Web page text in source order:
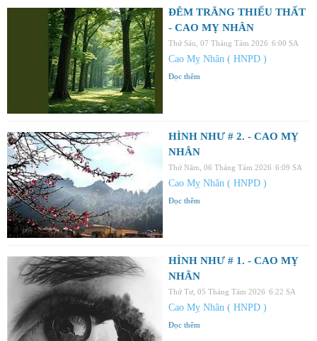
ĐÊM TRĂNG THIẾU THẤT
- CAO MỴ NHÂN
Thứ Sáu, 07 Tháng Tám 2026 6:00 SA
Cao Mỵ Nhân ( HNPD )
Đọc thêm
HÌNH NHƯ # 2. - CAO MỴ
NHÂN
Thứ Năm, 06 Tháng Tám 2026 6:09 SA
Cao Mỵ Nhân ( HNPD )
Đọc thêm
HÌNH NHƯ # 1. - CAO MỴ
NHÂN
Thứ Tư, 05 Tháng Tám 2026 6:22 SA
Cao Mỵ Nhân ( HNPD )
Đọc thêm